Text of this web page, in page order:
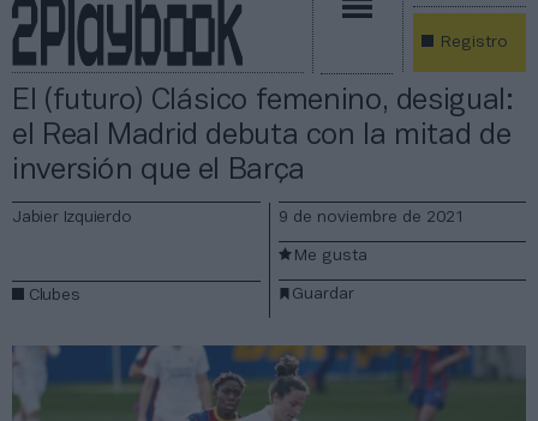
Registro
El (futuro) Clásico femenino, desigual:
el Real Madrid debuta con la mitad de
inversión que el Barça
Jabier Izquierdo
Clubes
9 de noviembre de 2021
Guardar
Me gusta